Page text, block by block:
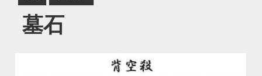
学を合わせた立命講
墓石